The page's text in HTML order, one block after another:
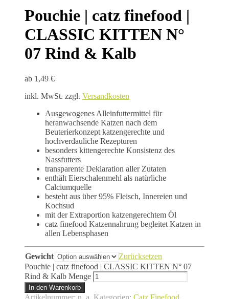
Pouchie | catz finefood |
CLASSIC KITTEN N°
07 Rind & Kalb
ab 1,49 €
inkl. MwSt. zzgl. Versandkosten
Ausgewogenes Alleinfuttermittel für
heranwachsende Katzen nach dem
Beuterierkonzept katzengerechte und
hochverdauliche Rezepturen
besonders kittengerechte Konsistenz des
Nassfutters
transparente Deklaration aller Zutaten
enthält Eierschalenmehl als natürliche
Calciumquelle
besteht aus über 95% Fleisch, Innereien und
Kochsud
mit der Extraportion katzengerechtem Öl
catz finefood Katzennahrung begleitet Katzen in
allen Lebensphasen
Gewicht
Zurücksetzen
Pouchie | catz finefood | CLASSIC KITTEN N° 07
Rind & Kalb Menge
In den Warenkorb
Artikelnummer: n. a. Kategorien: Catz Finefood,